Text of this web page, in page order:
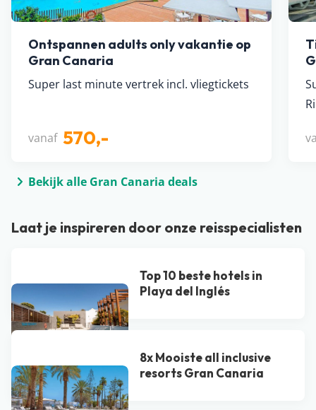
Ontspannen adults only vakantie op
Gran Canaria
Super last minute vertrek incl. vliegtickets
vanaf 570,-
Bekijk alle Gran Canaria deals
Laat je inspireren door onze reisspecialisten
Top 10 beste hotels in
Playa del Inglés
8x Mooiste all inclusive
resorts Gran Canaria